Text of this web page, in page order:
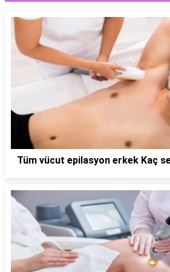
Tüm vücut epilasyon erkek Kaç